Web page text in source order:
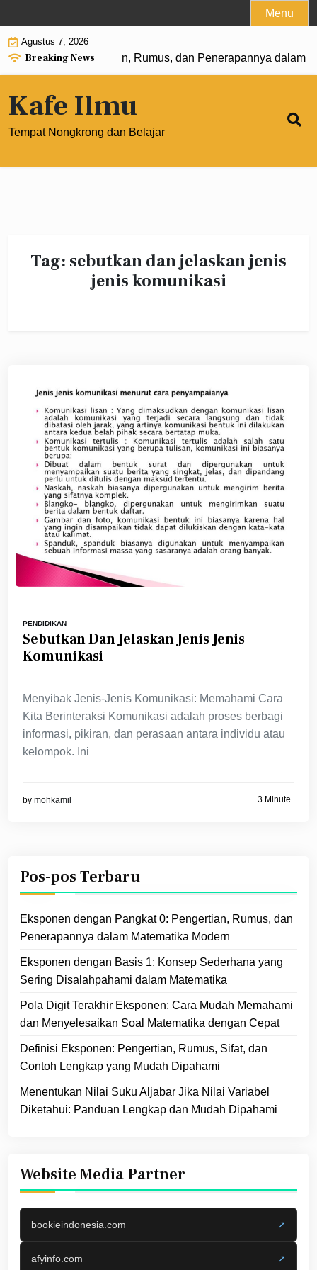
to
content
Menu
Agustus 7, 2026
Breaking News
Pangkat 0: Pengertian, Rumus, dan Penerapannya dalam
Kafe Ilmu
Tempat Nongkrong dan Belajar
Tag: sebutkan dan jelaskan jenis
jenis komunikasi
PENDIDIKAN
Sebutkan Dan Jelaskan Jenis Jenis
Komunikasi
Menyibak Jenis-Jenis Komunikasi: Memahami Cara
Kita Berinteraksi Komunikasi adalah proses berbagi
informasi, pikiran, dan perasaan antara individu atau
kelompok. Ini
by mohkamil 3 Minute
Pos-pos Terbaru
Eksponen dengan Pangkat 0: Pengertian, Rumus, dan
Penerapannya dalam Matematika Modern
Eksponen dengan Basis 1: Konsep Sederhana yang
Sering Disalahpahami dalam Matematika
Pola Digit Terakhir Eksponen: Cara Mudah Memahami
dan Menyelesaikan Soal Matematika dengan Cepat
Definisi Eksponen: Pengertian, Rumus, Sifat, dan
Contoh Lengkap yang Mudah Dipahami
Menentukan Nilai Suku Aljabar Jika Nilai Variabel
Diketahui: Panduan Lengkap dan Mudah Dipahami
Website Media Partner
bookieindonesia.com ↗
afyinfo.com ↗